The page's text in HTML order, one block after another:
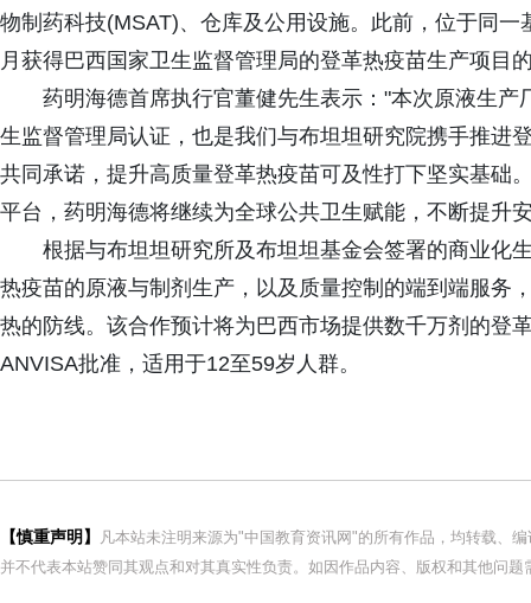
物制药科技(MSAT)、仓库及公用设施。此前，位于同
月获得巴西国家卫生监督管理局的登革热疫苗生产项目
药明海德首席执行官董健先生表示："本次原液生
生监督管理局认证，也是我们与布坦坦研究院携手推进
共同承诺，提升高质量登革热疫苗可及性打下坚实基础
平台，药明海德将继续为全球公共卫生赋能，不断提升
根据与布坦坦研究所及布坦坦基金会签署的商业化
热疫苗的原液与制剂生产，以及质量控制的端到端服务
热的防线。该合作预计将为巴西市场提供数千万剂的登
ANVISA批准，适用于12至59岁人群。
【慎重声明】
凡本站未注明来源为"中国教育资讯网"的所有作品，均转载、
并不代表本站赞同其观点和对其真实性负责。如因作品内容、版权和其他问